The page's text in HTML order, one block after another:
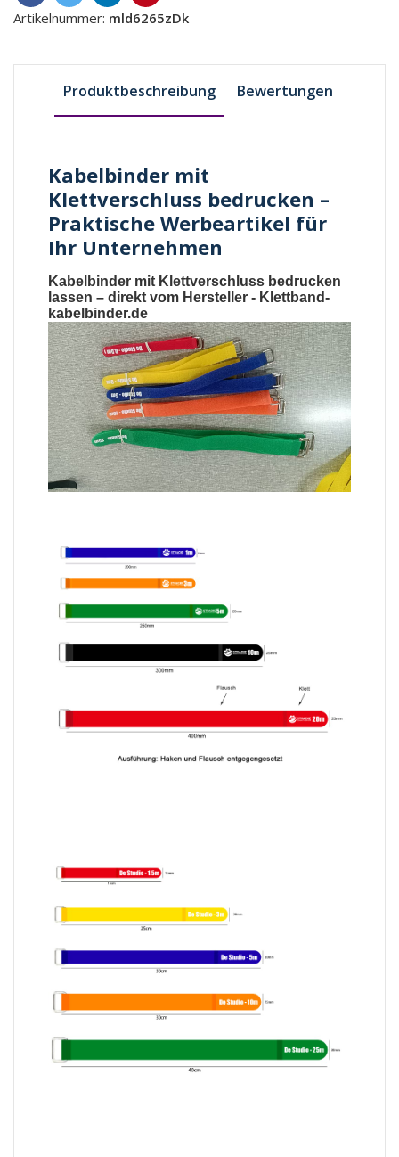
Artikelnummer: mld6265zDk
Produktbeschreibung Bewertungen
Kabelbinder mit
Klettverschluss bedrucken –
Praktische Werbeartikel für
Ihr Unternehmen
Kabelbinder mit Klettverschluss bedrucken
lassen – direkt vom Hersteller - Klettband-
kabelbinder.de